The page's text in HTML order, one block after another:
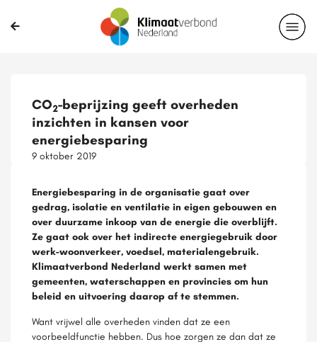
CO2-beprijzing geeft overheden
inzichten in kansen voor
energiebesparing
9 oktober 2019
Energiebesparing in de organisatie gaat over
gedrag, isolatie en ventilatie in eigen gebouwen en
over duurzame inkoop van de energie die overblijft.
Ze gaat ook over het indirecte energiegebruik door
werk-woonverkeer, voedsel, materialengebruik.
Klimaatverbond Nederland werkt samen met
gemeenten, waterschappen en provincies om hun
beleid en uitvoering daarop af te stemmen.
Want vrijwel alle overheden vinden dat ze een
voorbeeldfunctie hebben. Dus hoe zorgen ze dan dat ze